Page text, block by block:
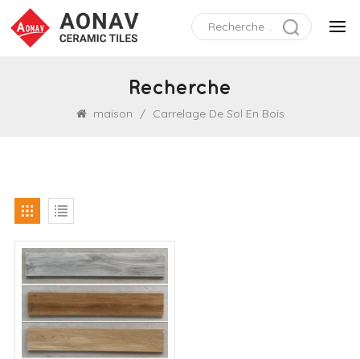
Recherche
maison / Carrelage De Sol En Bois